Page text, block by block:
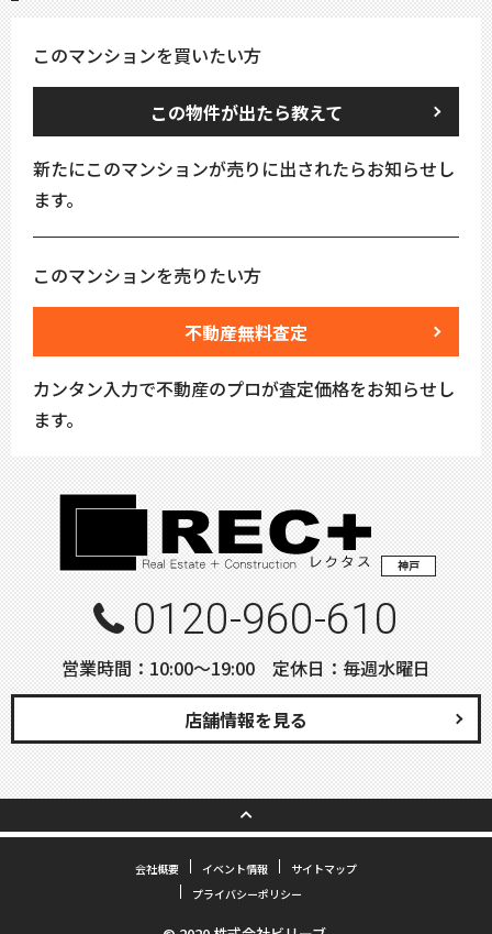
このマンションを買いたい方
この物件が出たら教えて
新たにこのマンションが売りに出されたらお知らせし
ます。
このマンションを売りたい方
不動産無料査定
カンタン入力で不動産のプロが査定価格をお知らせし
ます。
神戸
0120-960-610
営業時間：10:00〜19:00 定休日：毎週水曜日
店舗情報を見る
会社概要 イベント情報
サイトマップ
プライバシーポリシー